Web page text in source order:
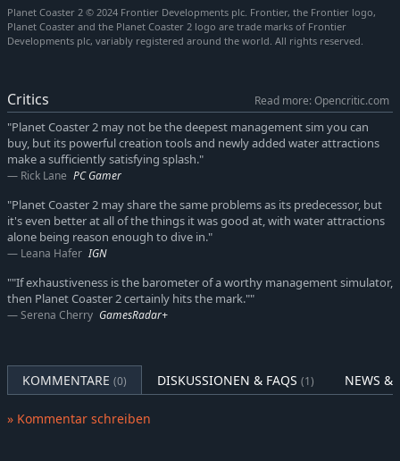
zu jedem Fahrgeschäft hinzu, um deinen Park aufzuwerten
und deinen Gästen einen unvergesslichen Tag zu bereiten.
Gäste, indem du alles Stück für Stück selbst gestaltest. Baue
eine Vielzahl aufregender Achterbahnen und Fahrgeschäfte,
die garantiert Gänsehaut erzeugen. Gestalte ein nahtlos
verbundenes Parkparadies voller glitzernder
Schwimmbecken und gewundener Wasser-Rutschbahnen.
begeistere deine Gäste mit einem brandneuen Werkzeug,
der Event-Ablaufsteuerung, und lass deine Gäste das
dramatische Flair echter Vergnügungsparks nacherleben.
Vergnügungsparkerlebnis mit atemberaubenden Bildern
und beeindruckender Realitätsnähe direkt zuhause
Finde das Geheimnis des Erfolgs: Verwalte den Nervenkitzel
deiner Gäste ebenso wie die Finanzen – fülle deinen Park mit
Planet Coaster 2 © 2024 Frontier Developments plc. Frontier, the Frontier logo,
Planet Coaster and the Planet Coaster 2 logo are trade marks of Frontier
Developments plc, variably registered around the world. All rights reserved.
Critics
Read more: Opencritic.com
"Planet Coaster 2 may not be the deepest management sim you can
buy, but its powerful creation tools and newly added water attractions
make a sufficiently satisfying splash."
Rick Lane PC Gamer
"Planet Coaster 2 may share the same problems as its predecessor, but
it's even better at all of the things it was good at, with water attractions
alone being reason enough to dive in."
Leana Hafer IGN
""If exhaustiveness is the barometer of a worthy management simulator,
then Planet Coaster 2 certainly hits the mark.""
Serena Cherry GamesRadar+
KOMMENTARE (0) DISKUSSIONEN & FAQS (1) NEWS &
» Kommentar schreiben